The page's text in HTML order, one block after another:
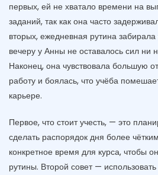
первых, ей не хватало времени на
заданий, так как она часто
вторых, ежедневная рутина
вечеру у Анны не оставалось сил ни
Наконец, она чувствовала большую
работу и боялась, что учёба
карьере.
Первое, что стоит учесть, — это
сделать распорядок дня более
конкретное время для курса, чтобы
рутины. Второй совет —